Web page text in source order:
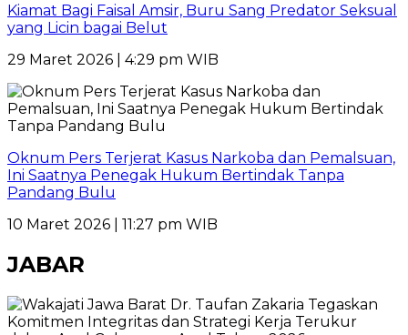
Kiamat Bagi Faisal Amsir, Buru Sang Predator Seksual
yang Licin bagai Belut
29 Maret 2026 | 4:29 pm WIB
Oknum Pers Terjerat Kasus Narkoba dan Pemalsuan,
Ini Saatnya Penegak Hukum Bertindak Tanpa
Pandang Bulu
10 Maret 2026 | 11:27 pm WIB
JABAR